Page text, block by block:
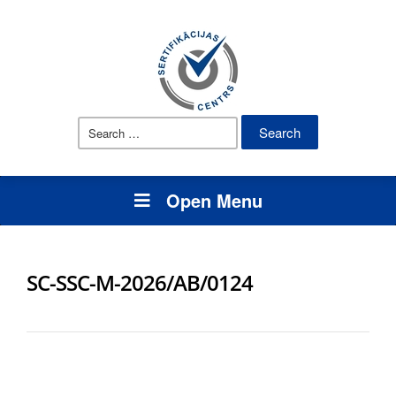
Search
Open Menu
SC-SSC-M-2026/AB/0124